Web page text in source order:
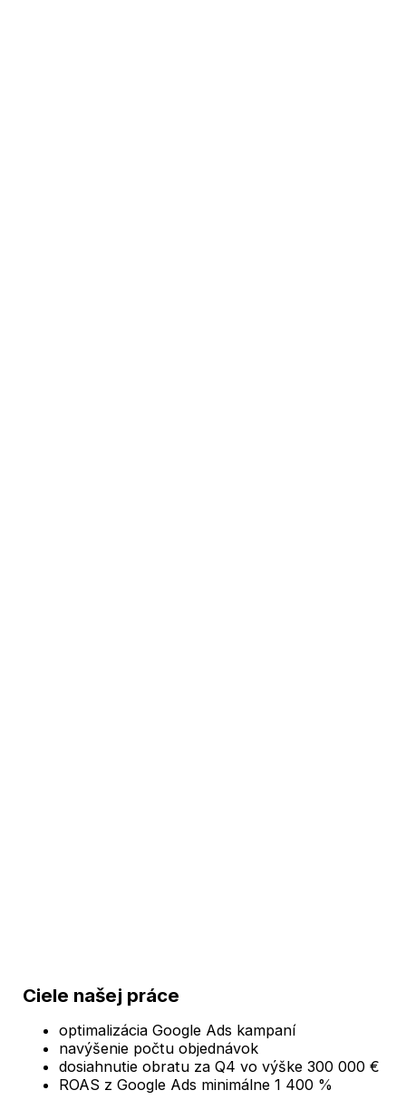
Ciele našej práce
optimalizácia Google Ads kampaní
navýšenie počtu objednávok
dosiahnutie obratu za Q4 vo výške 300 000 €
ROAS z Google Ads minimálne 1 400 %